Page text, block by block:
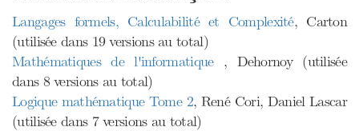
Langages formels, Calculabilité et Complexité, Carton
(utilisée dans 19 versions au total)
Mathématiques de l'informatique , Dehornoy (utilisée
dans 8 versions au total)
Logique mathématique Tome 2, René Cori, Daniel Lascar
(utilisée dans 7 versions au total)